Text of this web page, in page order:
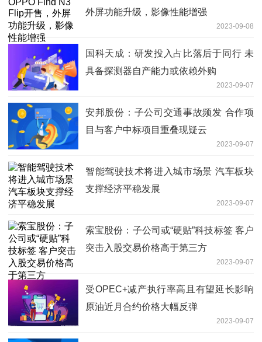
外屏功能升级，影像性能增强
2023-09-08
国科天成：研发投入占比落后于同行 未
具备探测器自产能力或依赖外购
2023-09-07
安邦股份：子公司交通事故频发 合作项
目与客户中标项目重叠现疑云
2023-09-07
智能驾驶技术将进入城市场景 汽车板块
支撑经济平稳发展
2023-09-07
索宝股份：子公司或“硬贴”科技标签 客户
突击入股交易价格高于第三方
2023-09-07
受OPEC+减产执行率高且有望延长影响
原油近月合约价格大幅反弹
2023-09-07